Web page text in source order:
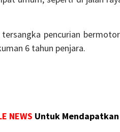
pencurian
6 tahun penjara.
NEWS Untuk